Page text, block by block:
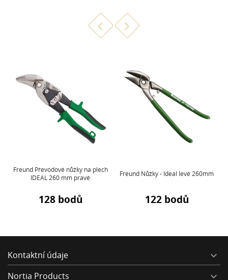
Freund Převodové nůžky na plech
IDEAL 260 mm pravé
128 bodů
Freund Nůžky - Ideal levé 260mm
122 bodů
Kontaktní údaje 
Nortia Products 